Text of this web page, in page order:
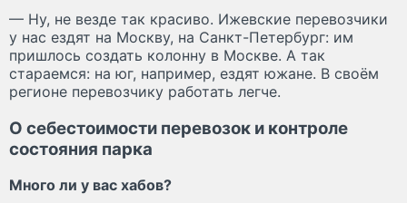
— Ну, не везде так красиво. Ижевские перевозчики
у нас ездят на Москву, на Санкт-Петербург: им
пришлось создать колонну в Москве. А так
стараемся: на юг, например, ездят южане. В своём
регионе перевозчику работать легче.
О себестоимости перевозок и контроле
состояния парка
Много ли у вас хабов?